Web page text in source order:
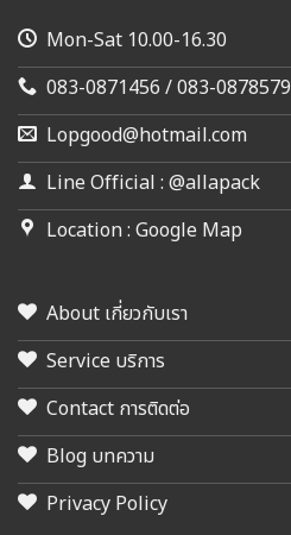
Mon-Sat 10.00-16.30
083-0871456 / 083-0878579
Lopgood@hotmail.com
Line Official : @allapack
Location : Google Map
About เกี่ยวกับเรา
Service บริการ
Contact การติดต่อ
Blog บทความ
Privacy Policy